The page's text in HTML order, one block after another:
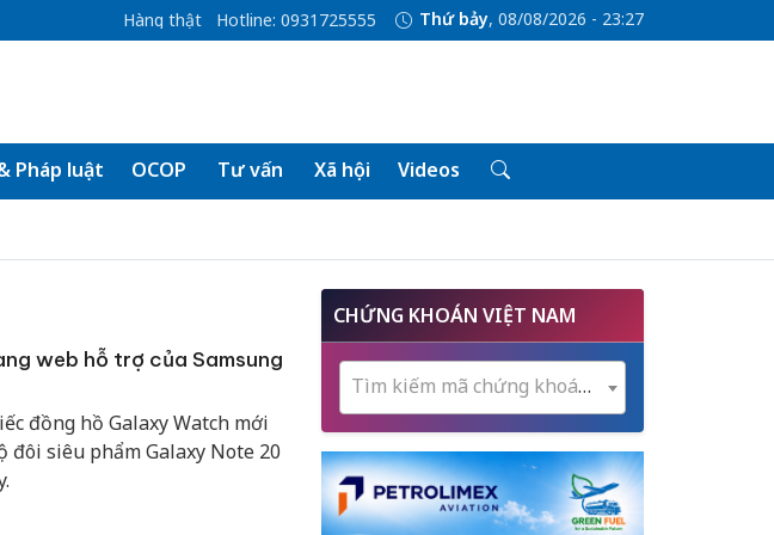
Hàng thật Hotline: 0931725555 Thứ bảy, 08/08/2026 - 23:27
Pháp luật OCOP Tư vấn Xã hội Videos
web hỗ trợ của Samsung
đồng hồ Galaxy Watch mới
đôi siêu phẩm Galaxy Note 20
CHỨNG KHOÁN VIỆT NAM
Tìm kiếm mã chứng khoán...